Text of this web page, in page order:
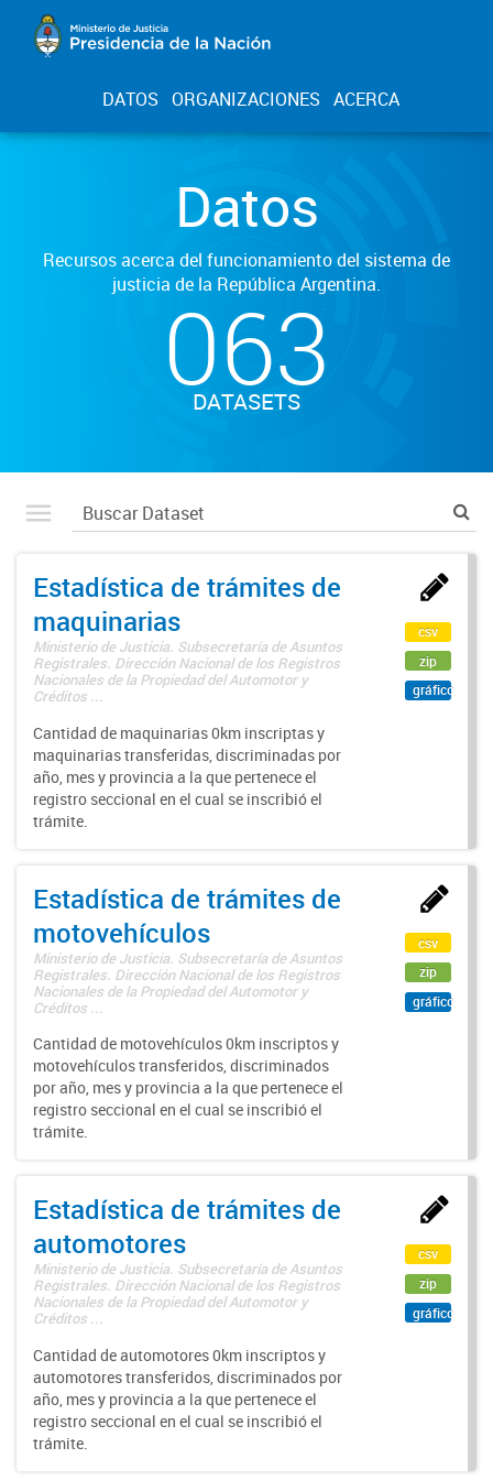
DATOS ORGANIZACIONES ACERCA
Datos
Recursos acerca del funcionamiento del sistema de
justicia de la República Argentina.
063
DATASETS
Estadística de trámites de
maquinarias
Ministerio de Justicia. Subsecretaría de Asuntos
Registrales. Dirección Nacional de los Registros
Nacionales de la Propiedad del Automotor y
Créditos ...
Cantidad de maquinarias 0km inscriptas y
maquinarias transferidas, discriminadas por
año, mes y provincia a la que pertenece el
registro seccional en el cual se inscribió el
trámite.
csv
zip
gráfico
Estadística de trámites de
motovehículos
Ministerio de Justicia. Subsecretaría de Asuntos
Registrales. Dirección Nacional de los Registros
Nacionales de la Propiedad del Automotor y
Créditos ...
Cantidad de motovehículos 0km inscriptos y
motovehículos transferidos, discriminados
por año, mes y provincia a la que pertenece el
registro seccional en el cual se inscribió el
trámite.
csv
zip
gráfico
Estadística de trámites de
automotores
Ministerio de Justicia. Subsecretaría de Asuntos
Registrales. Dirección Nacional de los Registros
Nacionales de la Propiedad del Automotor y
Créditos ...
Cantidad de automotores 0km inscriptos y
automotores transferidos, discriminados por
año, mes y provincia a la que pertenece el
registro seccional en el cual se inscribió el
trámite.
csv
zip
gráfico